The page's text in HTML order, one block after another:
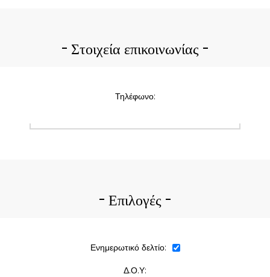
Στοιχεία επικοινωνίας
Τηλέφωνο:
Επιλογές
Ενημερωτικό δελτίο:
Δ.Ο.Υ: